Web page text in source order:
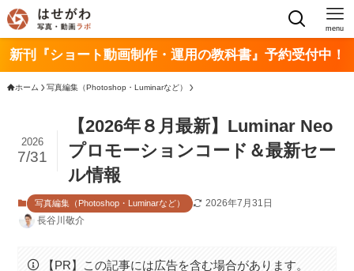
menu
新刊『ショート動画制作・運用の教科書』予約受付中！
ホーム 写真編集（Photoshop・Luminarなど）
【2026年８月最新】Luminar Neo
プロモーションコード＆最新セー
ル情報
2026
7/31
写真編集（Photoshop・Luminarなど）
2026年7月31日
長谷川敬介
【PR】この記事には広告を含む場合があります。